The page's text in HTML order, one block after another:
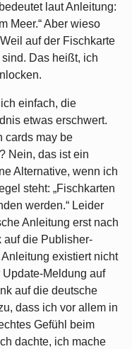
laut Anleitung:
Meer.“ Aber wieso
auf der Fischkarte
Das heißt, ich
einfach, die
etwas erschwert.
cards may be
Nein, das ist ein
Alternative, wenn ich
steht: „Fischkarten
werden.“ Leider
Anleitung erst nach
auf die Publisher-
existiert nicht
Meldung auf
auf die deutsche
dass ich vor allem in
Gefühl beim
dachte, ich mache